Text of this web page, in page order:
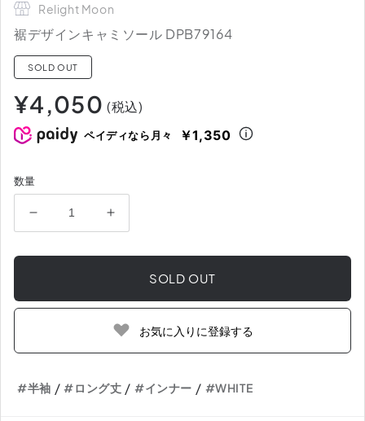
Relight Moon
裾デザインキャミソール DPB79164
SOLD OUT
通
常
価
¥4,050 (税込)
ペイディなら月々 ￥1,350
数量
ザ
ン
ミ
ー
裾
ザ
ン
ャ
ミ
ー
SOLD OUT
お気に入りに登録する
#半袖 / #ロング丈 / #インナー / #WHITE